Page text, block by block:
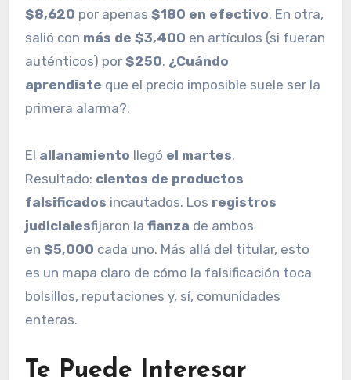
$8,620 por apenas $180 en efectivo. En otra,
salió con más de $3,400 en artículos (si fueran
auténticos) por $250. ¿Cuándo
aprendiste que el precio imposible suele ser la
primera alarma?.
El allanamiento llegó el martes.
Resultado: cientos de productos
falsificados incautados. Los registros
judicialesfijaron la fianza de ambos
en $5,000 cada uno. Más allá del titular, esto
es un mapa claro de cómo la falsificación toca
bolsillos, reputaciones y, sí, comunidades
enteras.
Te Puede Interesar